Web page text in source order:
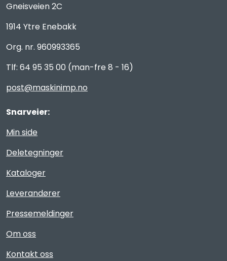
Gneisveien 2C
1914 Ytre Enebakk
Org. nr. 960993365
Tlf: 64 95 35 00 (man-fre 8 - 16)
post@maskinimp.no
Snarveier:
Min side
Deletegninger
Kataloger
Leverandører
Pressemeldinger
Om oss
Kontakt oss